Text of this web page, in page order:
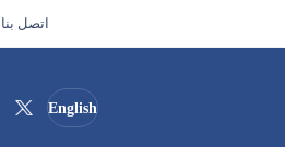
اتصل بنا
English